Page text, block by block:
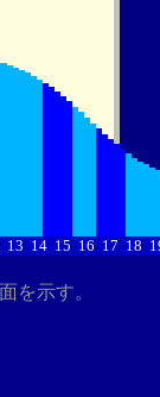
13 14 15 16 17 18
を示す。